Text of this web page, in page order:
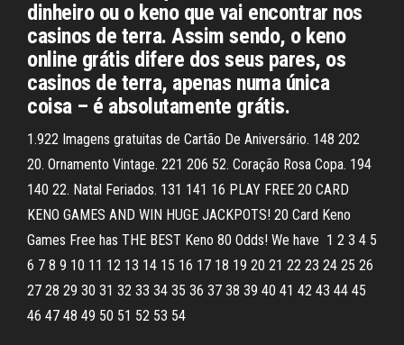
dinheiro ou o keno que vai encontrar nos
casinos de terra. Assim sendo, o keno
online grátis difere dos seus pares, os
casinos de terra, apenas numa única
coisa – é absolutamente grátis.
1.922 Imagens gratuitas de Cartão De Aniversário. 148 202
20. Ornamento Vintage. 221 206 52. Coração Rosa Copa. 194
140 22. Natal Feriados. 131 141 16 PLAY FREE 20 CARD
KENO GAMES AND WIN HUGE JACKPOTS! 20 Card Keno
Games Free has THE BEST Keno 80 Odds! We have 1 2 3 4 5
6 7 8 9 10 11 12 13 14 15 16 17 18 19 20 21 22 23 24 25 26
27 28 29 30 31 32 33 34 35 36 37 38 39 40 41 42 43 44 45
46 47 48 49 50 51 52 53 54